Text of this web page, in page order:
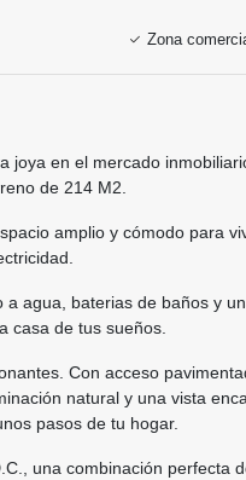
Zona
en el mercado
de 214 M2.
amplio y cómodo para
agua, baterias de baños y
casa de tus sueños.
Con acceso
natural y una vista
pasos de tu hogar.
una combinación